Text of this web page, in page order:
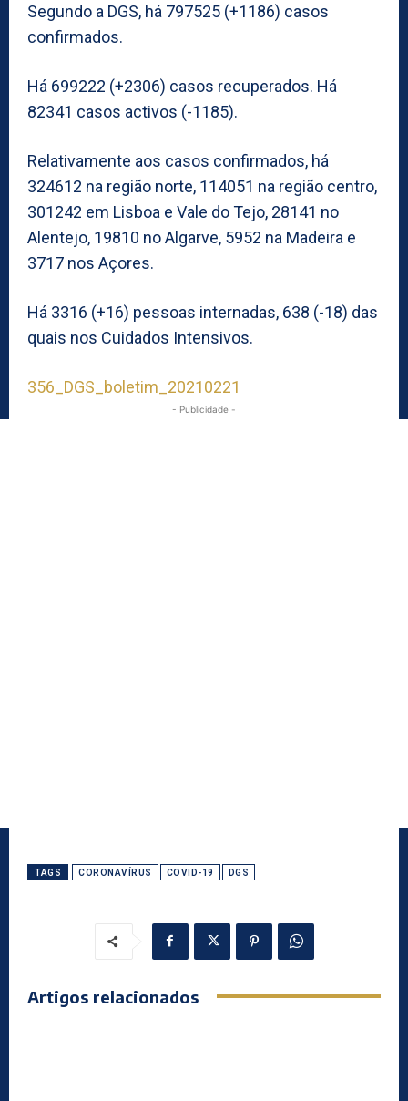
Segundo a DGS, há 797525 (+1186) casos
confirmados.
Há 699222 (+2306) casos recuperados. Há
82341 casos activos (-1185).
Relativamente aos casos confirmados, há
324612 na região norte, 114051 na região centro,
301242 em Lisboa e Vale do Tejo, 28141 no
Alentejo, 19810 no Algarve, 5952 na Madeira e
3717 nos Açores.
Há 3316 (+16) pessoas internadas, 638 (-18) das
quais nos Cuidados Intensivos.
356_DGS_boletim_20210221
- Publicidade -
TAGS CORONAVÍRUS COVID-19 DGS
Artigos relacionados